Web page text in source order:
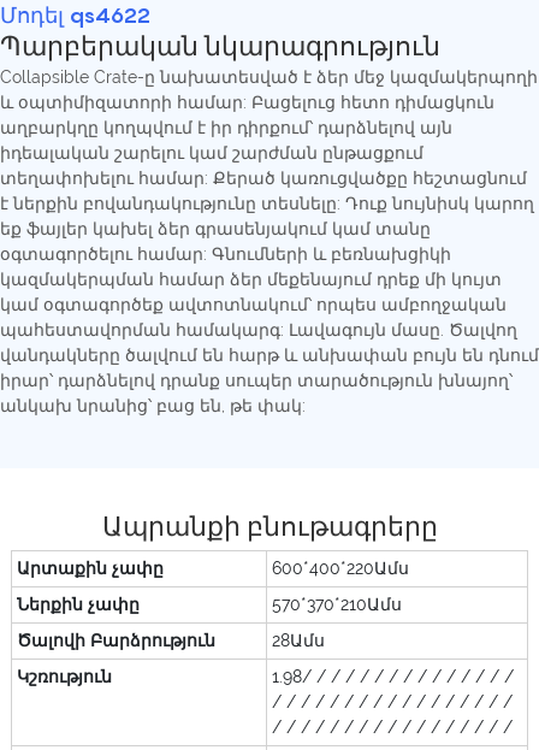
Մոդել qs4622
Պարբերական նկարագրություն
Collapsible Crate-ը նախատեսված է ձեր մեջ կազմակերպողի
և օպտիմիզատորի համար: Բացելուց հետո դիմացկուն
աղբարկղը կողպվում է իր դիրքում՝ դարձնելով այն
իդեալական շարելու կամ շարժման ընթացքում
տեղափոխելու համար: Քերած կառուցվածքը հեշտացնում
է ներքին բովանդակությունը տեսնելը: Դուք նույնիսկ կարող
եք ֆայլեր կախել ձեր գրասենյակում կամ տանը
օգտագործելու համար: Գնումների և բեռնախցիկի
կազմակերպման համար ձեր մեքենայում դրեք մի կույտ
կամ օգտագործեք ավտոտնակում՝ որպես ամբողջական
պահեստավորման համակարգ: Լավագույն մասը. Ծալվող
վանդակները ծալվում են հարթ և անխափան բույն են դնում
իրար՝ դարձնելով դրանք սուպեր տարածություն խնայող՝
անկախ նրանից՝ բաց են, թե փակ:
Ապրանքի բնութագրերը
Արտաքին չափը
600*400*220Ամս
Ներքին չափը
570*370*210Ամս
Ծալովի Բարձրություն
28Ամս
Կշռություն
1.98/ / / / / / / / / / / / / / /
/ / / / / / / / / / / / / / / / /
/ / / / / / / / / / / / / / / / /